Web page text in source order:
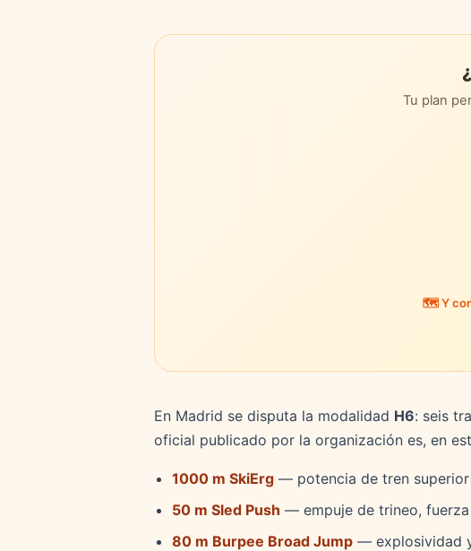
Tu plan
🗺️ Y
En Madrid se disputa la modalidad H6: seis
oficial publicado por la organización es, en
1000 m SkiErg — potencia de tren superior
50 m Sled Push — empuje de trineo,
80 m Burpee Broad Jump — explosividad